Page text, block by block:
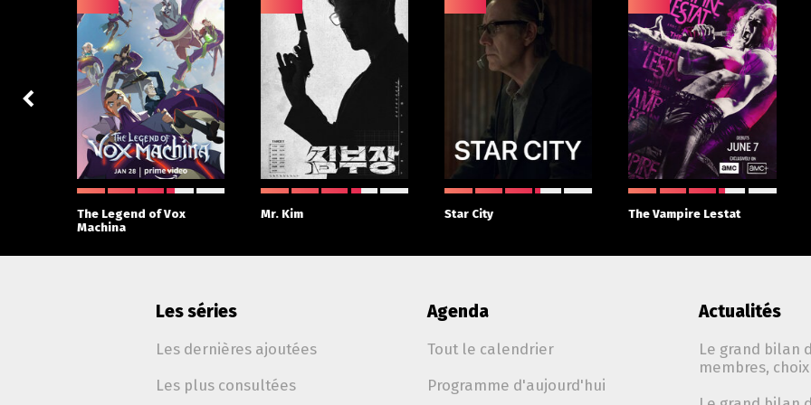
The Legend of Vox
Machina
Mr. Kim Star City The Vampire Lestat
Les séries
Les dernières ajoutées
Les plus consultées
Agenda
Tout le calendrier
Programme d'aujourd'hui
Actualités
Le grand bilan
membres,